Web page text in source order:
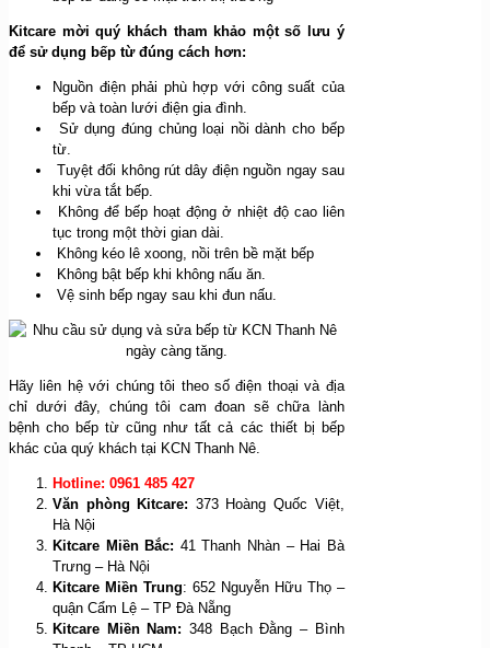
Kitcare mời quý khách tham khảo một số lưu ý
để sử dụng bếp từ đúng cách hơn:
Nguồn điện phải phù hợp với công suất của
bếp và toàn lưới điện gia đình.
Sử dụng đúng chủng loại nồi dành cho bếp
từ.
Tuyệt đối không rút dây điện nguồn ngay sau
khi vừa tắt bếp.
Không để bếp hoạt động ở nhiệt độ cao liên
tục trong một thời gian dài.
Không kéo lê xoong, nồi trên bề mặt bếp
Không bật bếp khi không nấu ăn.
Vệ sinh bếp ngay sau khi đun nấu.
Hãy liên hệ với chúng tôi theo số điện thoại và địa
chỉ dưới đây, chúng tôi cam đoan sẽ chữa lành
bệnh cho bếp từ cũng như tất cả các thiết bị bếp
khác của quý khách tại KCN Thanh Nê.
Hotline: 0961 485 427
Văn phòng Kitcare: 373 Hoàng Quốc Việt,
Hà Nội
Kitcare Miền Bắc: 41 Thanh Nhàn – Hai Bà
Trưng – Hà Nội
Kitcare Miền Trung: 652 Nguyễn Hữu Thọ –
quận Cẩm Lệ – TP Đà Nẵng
Kitcare Miền Nam: 348 Bạch Đằng – Bình